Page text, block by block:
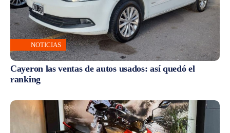
NOTICIAS
Cayeron las ventas de autos usados: así quedó el
ranking